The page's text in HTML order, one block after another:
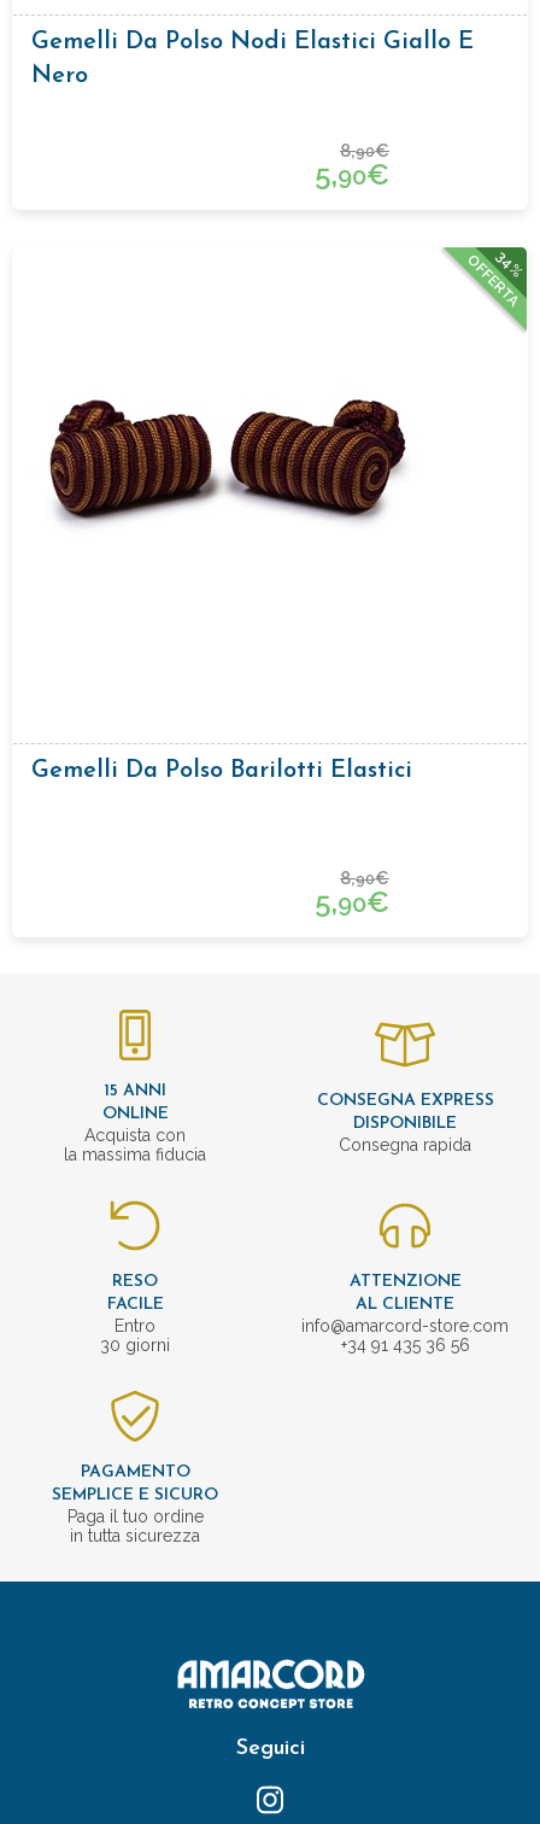
Gemelli Da Polso Nodi Elastici Giallo E
Nero
8,90€
5,90€
34%
OFFERTA
Gemelli Da Polso Barilotti Elastici
8,90€
5,90€
15 ANNI
ONLINE
Acquista con
la massima fiducia
CONSEGNA EXPRESS
DISPONIBILE
Consegna rapida
RESO
FACILE
Entro
30 giorni
ATTENZIONE
AL CLIENTE
info@amarcord-store.com
+34 91 435 36 56
PAGAMENTO
SEMPLICE E SICURO
Paga il tuo ordine
in tutta sicurezza
Seguici